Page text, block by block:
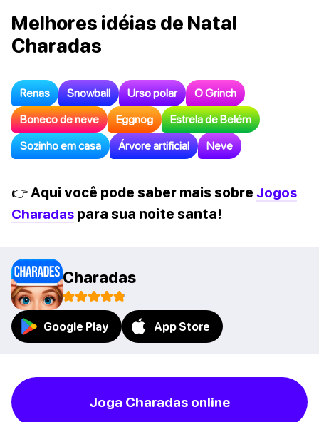
Melhores idéias de Natal
Charadas
Renas Snowball Urso polar O Grinch
Boneco de neve Eggnog Estrela de Belém
Sozinho em casa Árvore artificial Neve
👉 Aqui você pode saber mais sobre Jogos
Charadas para sua noite santa!
Charadas
Google Play App Store
Joga Charadas online